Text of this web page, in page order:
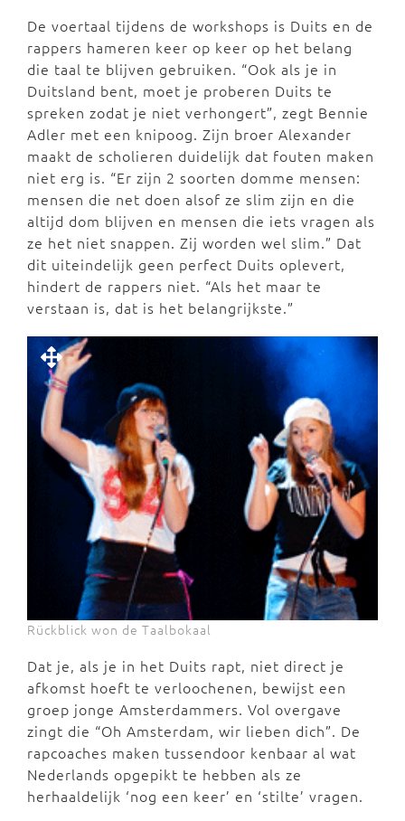
De voertaal tijdens de workshops is Duits en de
rappers hameren keer op keer op het belang
die taal te blijven gebruiken. “Ook als je in
Duitsland bent, moet je proberen Duits te
spreken zodat je niet verhongert”, zegt Bennie
Adler met een knipoog. Zijn broer Alexander
maakt de scholieren duidelijk dat fouten maken
niet erg is. “Er zijn 2 soorten domme mensen:
mensen die net doen alsof ze slim zijn en die
altijd dom blijven en mensen die iets vragen als
ze het niet snappen. Zij worden wel slim.” Dat
dit uiteindelijk geen perfect Duits oplevert,
hindert de rappers niet. “Als het maar te
verstaan is, dat is het belangrijkste.”
Rückblick won de Taalbokaal
Dat je, als je in het Duits rapt, niet direct je
afkomst hoeft te verloochenen, bewijst een
groep jonge Amsterdammers. Vol overgave
zingt die “Oh Amsterdam, wir lieben dich”. De
rapcoaches maken tussendoor kenbaar al wat
Nederlands opgepikt te hebben als ze
herhaaldelijk ‘nog een keer’ en ‘stilte’ vragen.